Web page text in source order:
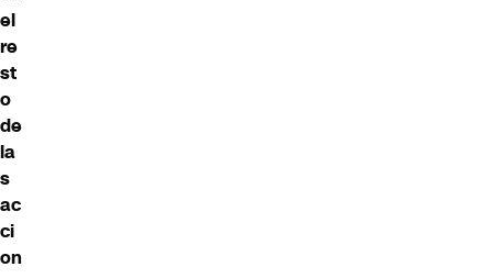
el
re
st
o
de
la
s
ac
ci
on